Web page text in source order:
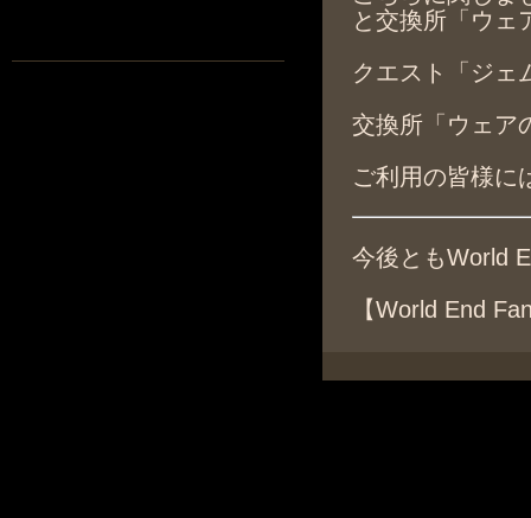
と交換所「ウェ
クエスト「ジ
交換所「ウェ
ご利用の皆様に
今後ともWorld
【World End